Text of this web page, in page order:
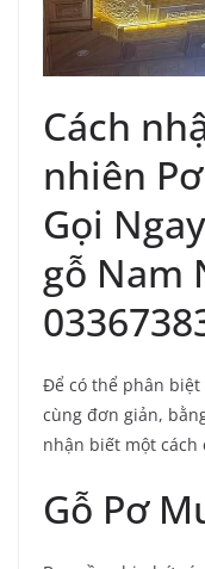
Cách
nhiên
Gọi
gỗ Nam
Để có thể phân biệt
cùng đơn giản,
nhận biết một cách
Gỗ Pơ